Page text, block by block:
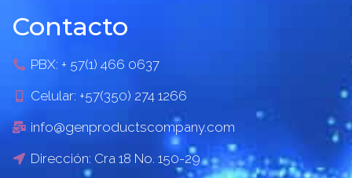
Contacto
PBX: + 57(1) 466 0637
Celular: +57(350) 274 1266
info@genproductscompany.com
Dirección: Cra 18 No. 150-29